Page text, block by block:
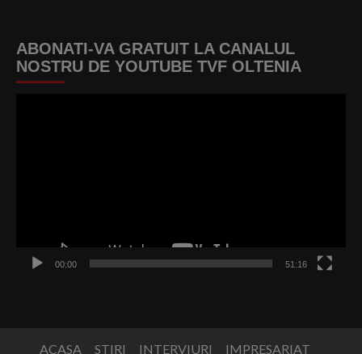
ABONATI-VA GRATUIT LA CANALUL
NOSTRU DE YOUTUBE TVF OLTENIA
00:00 51:16
ACASA STIRI INTERVIURI IMPRESARIAT